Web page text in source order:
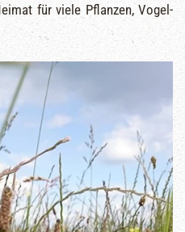
für viele Pflanzen, Vogel-